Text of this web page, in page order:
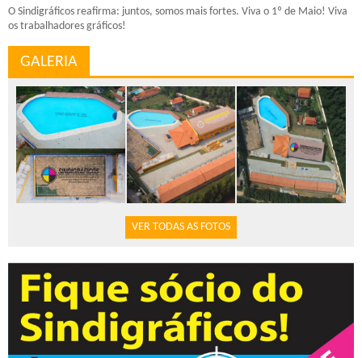
O Sindigráficos reafirma: juntos, somos mais fortes. Viva o 1º de Maio! Viva
os trabalhadores gráficos!
GALERIA
VER TODAS AS FOTOS